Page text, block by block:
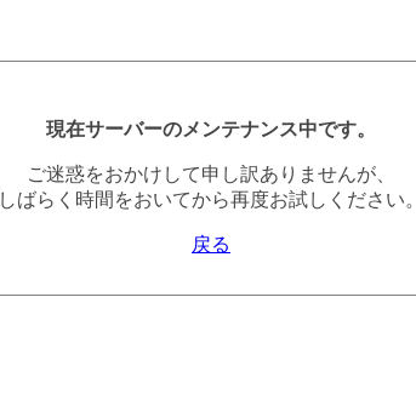
現在サーバーのメンテナンス中です。
ご迷惑をおかけして申し訳ありませんが、
しばらく時間をおいてから再度お試しください。
戻る